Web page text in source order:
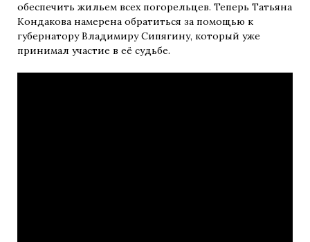
обеспечить жильем всех погорельцев. Теперь Татьяна
Кондакова намерена обратиться за помощью к
губернатору Владимиру Сипягину, который уже
принимал участие в её судьбе.